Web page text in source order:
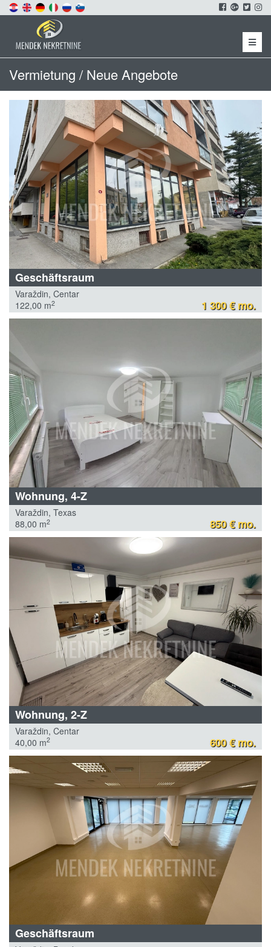
Menu
Vermietung / Neue Angebote
Geschäftsraum
Varaždin, Centar
122,00 m2 1 300 € mo.
Wohnung, 4-Z
Varaždin, Texas
88,00 m2 850 € mo.
Wohnung, 2-Z
Varaždin, Centar
40,00 m2 600 € mo.
Geschäftsraum